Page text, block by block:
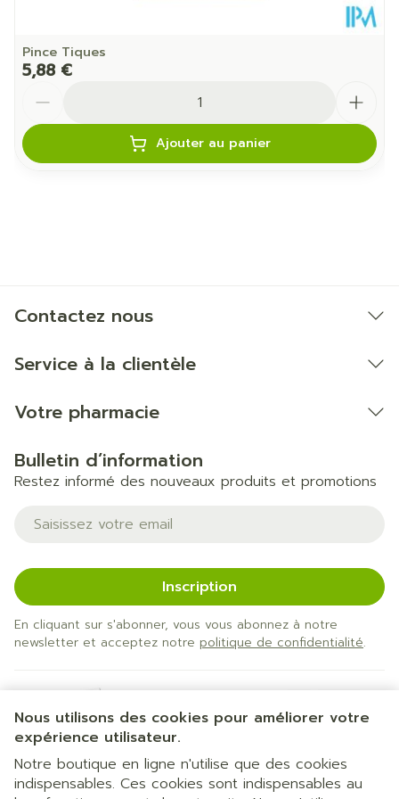
Nous utilisons des cookies pour améliorer votre
expérience utilisateur.
Notre boutique en ligne n'utilise que des cookies
indispensables. Ces cookies sont indispensables au
Pince Tiques
5,88 €
Ajouter au panier
Contactez nous
Service à la clientèle
Votre pharmacie
Bulletin d’information
Restez informé des nouveaux produits et promotions
Adresse mail
Inscription
En cliquant sur s'abonner, vous vous abonnez à notre
newsletter et acceptez notre politique de confidentialité.